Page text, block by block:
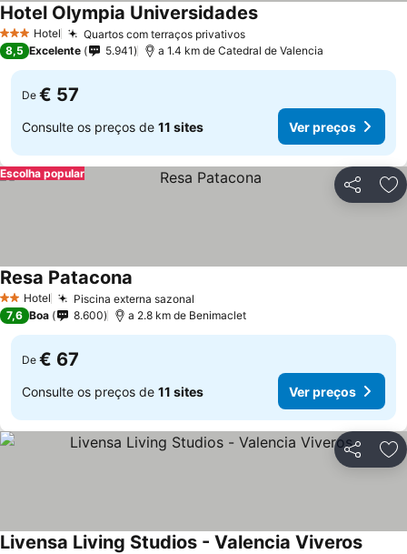
3 EstrelasHotel Quartos com terraços privativos
Hotel Olympia Universidades
8,5 Excelente 5.941 a 1.4 km de Catedral de Valencia
De € 57
Consulte os preços de 11 sites Ver preços
Partilhar
Escolha popular
2 Estrelas
Hotel Piscina externa sazonal
Resa Patacona
7,6 Boa 8.600 a 2.8 km de Benimaclet
De € 67
Consulte os preços de 11 sites Ver preços
Partilhar
Livensa Living Studios - Valencia Viveros